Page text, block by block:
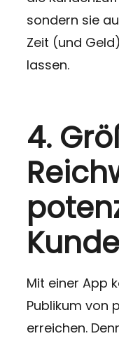
sondern sie
Zeit (und
lassen.
4.
Mit einer App
Publikum von
erreichen.